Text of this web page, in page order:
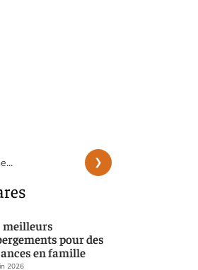
meilleurs
pour des
en famille
2026